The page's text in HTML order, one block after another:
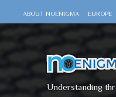
ABOUT NOENIGMA EUROPE
Understanding